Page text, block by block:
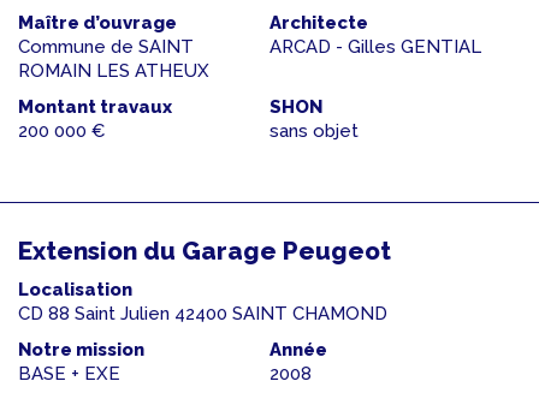
Maître d’ouvrage
Commune de SAINT
ROMAIN LES ATHEUX
Architecte
ARCAD - Gilles GENTIAL
Montant travaux
200 000 €
SHON
sans objet
Extension du Garage Peugeot
Localisation
CD 88 Saint Julien 42400 SAINT CHAMOND
Notre mission
BASE + EXE
Année
2008